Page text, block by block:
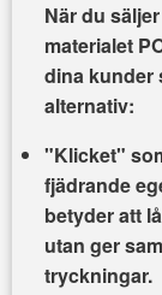
När du säljer
materialet
dina kunder
alternativ:
"Klicket"
fjädrande
betyder att
utan ger
tryckningar.